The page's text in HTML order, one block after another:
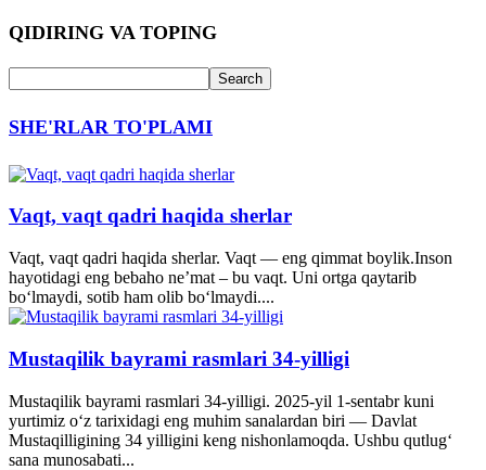
QIDIRING VA TOPING
SHE'RLAR TO'PLAMI
Vaqt, vaqt qadri haqida sherlar
Vaqt, vaqt qadri haqida sherlar. Vaqt — eng qimmat boylik.Inson
hayotidagi eng bebaho ne’mat – bu vaqt. Uni ortga qaytarib
bo‘lmaydi, sotib ham olib bo‘lmaydi....
Mustaqilik bayrami rasmlari 34-yilligi
Mustaqilik bayrami rasmlari 34-yilligi. 2025-yil 1-sentabr kuni
yurtimiz o‘z tarixidagi eng muhim sanalardan biri — Davlat
Mustaqilligining 34 yilligini keng nishonlamoqda. Ushbu qutlug‘
sana munosabati...